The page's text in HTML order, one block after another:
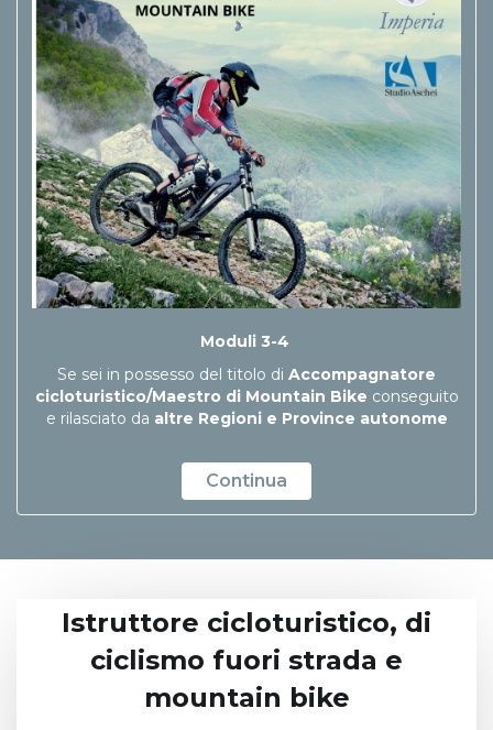
Moduli 3-4
Se sei in possesso del titolo di Accompagnatore
cicloturistico/Maestro di Mountain Bike conseguito
e rilasciato da altre Regioni e Province autonome
Continua
Istruttore cicloturistico, di
ciclismo fuori strada e
mountain bike